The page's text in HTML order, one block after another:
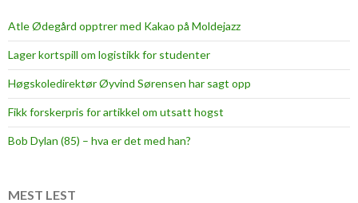
r
o
e
b
Atle Ødegård opptrer med Kakao på Moldejazz
Lager kortspill om logistikk for studenter
Høgskoledirektør Øyvind Sørensen har sagt opp
Fikk forskerpris for artikkel om utsatt hogst
Bob Dylan (85) – hva er det med han?
MEST LEST